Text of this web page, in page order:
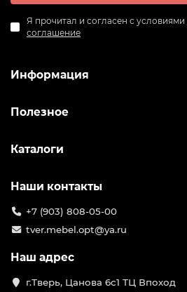
Я прочитал и согласен с условиями
соглашение
Информация
Полезное
Каталоги
Наши контакты
+7 (903) 808-05-00
tver.mebel.opt@ya.ru
Наш адрес
г.Тверь, Цанова 6с1 ТЦ Впоход